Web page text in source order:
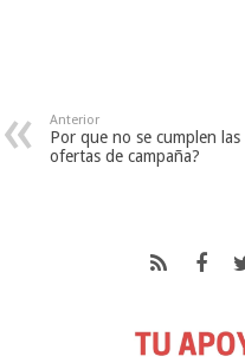
Anterior
Por que no se cumplen las
ofertas de campaña?